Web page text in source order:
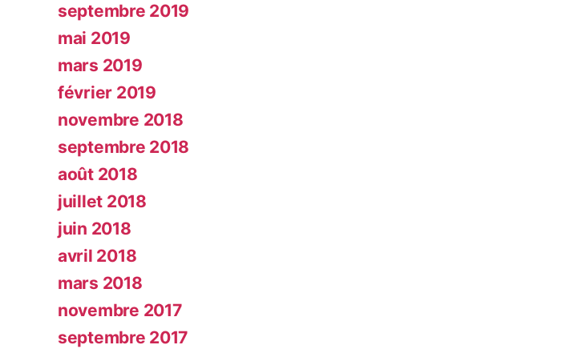
septembre 2019
mai 2019
mars 2019
février 2019
novembre 2018
septembre 2018
août 2018
juillet 2018
juin 2018
avril 2018
mars 2018
novembre 2017
septembre 2017